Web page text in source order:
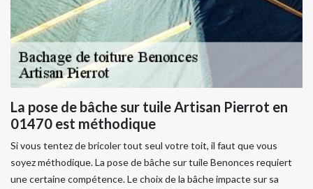
La pose de bâche sur tuile Artisan Pierrot en
01470 est méthodique
Si vous tentez de bricoler tout seul votre toit, il faut que vous
soyez méthodique. La pose de bâche sur tuile Benonces requiert
une certaine compétence. Le choix de la bâche impacte sur sa